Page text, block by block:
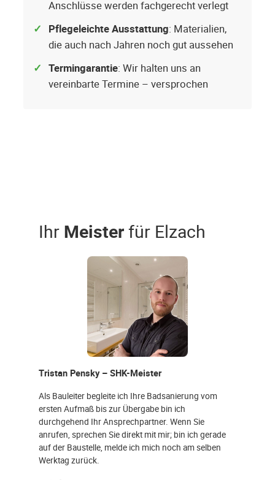
Anschlüsse werden fachgerecht verlegt
Pflegeleichte Ausstattung: Materialien,
die auch nach Jahren noch gut aussehen
Termingarantie: Wir halten uns an
vereinbarte Termine – versprochen
Ihr Meisterfür Elzach
Tristan Pensky – SHK-Meister
Als Bauleiter begleite ich Ihre Badsanierung vom
ersten Aufmaß bis zur Übergabe bin ich
durchgehend Ihr Ansprechpartner. Wenn Sie
anrufen, sprechen Sie direkt mit mir; bin ich gerade
auf der Baustelle, melde ich mich noch am selben
Werktag zurück.